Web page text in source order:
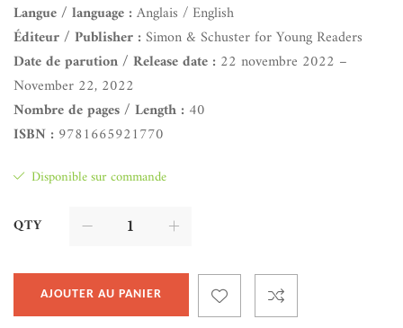
Langue / language :Anglais / English
Éditeur / Publisher :Simon & Schuster for Young Readers
Date de parution / Release date : 22 novembre 2022 –
November 22, 2022
Nombre de pages / Length : 40
ISBN : 9781665921770
Disponible sur commande
QTY
AJOUTER AU PANIER